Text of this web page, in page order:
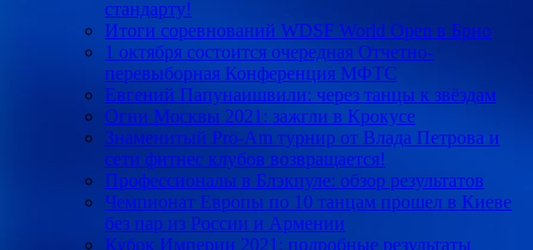
стандарту!
Итоги соревнований WDSF World Open в Брно
1 октября состоится очередная Отчетно-
перевыборная Конференция МФТС
Евгений Папунаишвили: через танцы к звёздам
Огни Москвы 2021: зажгли в Крокусе
Знаменитый Pro-Am турнир от Влада Петрова и
сети фитнес клубов возвращается!
Профессионалы в Блэкпуле: обзор результатов
Чемпионат Европы по 10 танцам прошел в Киеве
без пар из России и Армении
Кубок Империи 2021: подробные результаты